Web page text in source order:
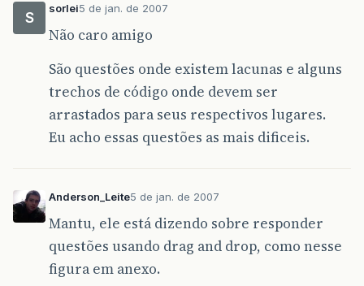
S
sorlei5 de jan. de 2007
Não caro amigo
São questões onde existem lacunas e alguns
trechos de código onde devem ser
arrastados para seus respectivos lugares.
Eu acho essas questões as mais dificeis.
Anderson_Leite5 de jan. de 2007
Mantu, ele está dizendo sobre responder
questões usando drag and drop, como nesse
figura em anexo.